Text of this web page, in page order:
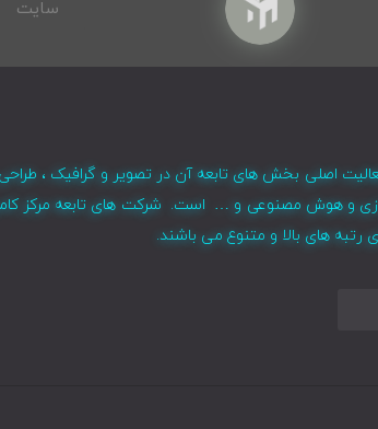
سایت
اصلی بخش های تابعه آن در تصویر و گرافیک ،
و هوش مصنوعی و … است. شرکت های تابعه مرکز
رتبه های بالا و متنوع می باشند.